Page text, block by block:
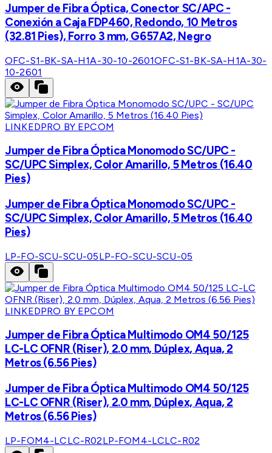
Jumper de Fibra Óptica, Conector SC/APC -
Conexión a Caja FDP460, Redondo, 10 Metros
(32.81 Pies), Forro 3 mm, G657A2, Negro
OFC-S1-BK-SA-H1A-30-10-2601OFC-S1-BK-SA-H1A-30-
10-2601
LINKEDPRO BY EPCOM
Jumper de Fibra Óptica Monomodo SC/UPC -
SC/UPC Simplex, Color Amarillo, 5 Metros (16.40
Pies)
Jumper de Fibra Óptica Monomodo SC/UPC -
SC/UPC Simplex, Color Amarillo, 5 Metros (16.40
Pies)
LP-FO-SCU-SCU-05LP-FO-SCU-SCU-05
LINKEDPRO BY EPCOM
Jumper de Fibra Óptica Multimodo OM4 50/125
LC-LC OFNR (Riser), 2.0 mm, Dúplex, Aqua, 2
Metros (6.56 Pies)
Jumper de Fibra Óptica Multimodo OM4 50/125
LC-LC OFNR (Riser), 2.0 mm, Dúplex, Aqua, 2
Metros (6.56 Pies)
LP-FOM4-LCLC-R02LP-FOM4-LCLC-R02